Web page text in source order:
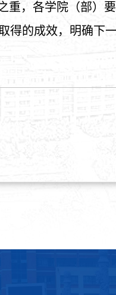
重，各学院（部）
得的成效，明确下